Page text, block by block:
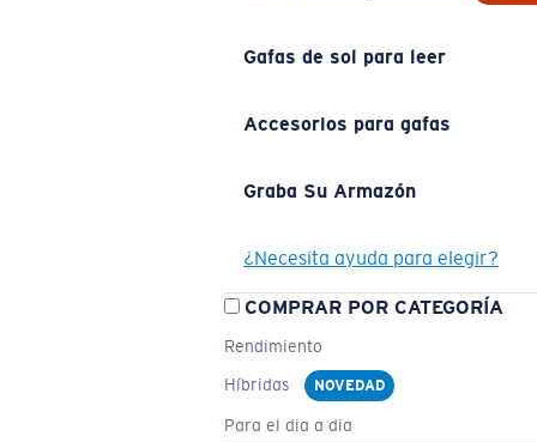
Gafas de sol para leer
Accesorios para gafas
Graba Su Armazón
¿Necesita ayuda para elegir?
COMPRAR POR CATEGORÍA
Rendimiento
Híbridas
NOVEDAD
Para el dia a dia